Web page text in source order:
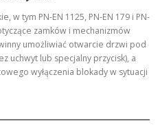
w tym PN-EN 1125, PN-EN 179 i PN-
zamków i mechanizmów
umożliwiać otwarcie drzwi pod
uchwyt lub specjalny przycisk), a
wyłączenia blokady w sytuacji